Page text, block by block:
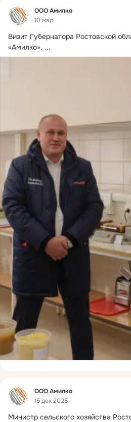
Фид
ООО Амилко
10 мар
Визит Губернатора Ростовской
«Амилко». ...
Фид
ООО Амилко
15 дек 2025
Министр сельского хозяйства